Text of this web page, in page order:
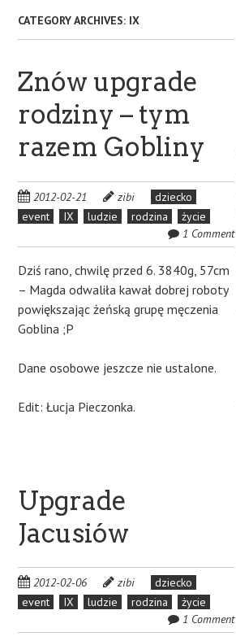
CATEGORY ARCHIVES: IX
Znów upgrade
rodziny – tym
razem Gobliny
2012-02-21 zibi
dziecko
event
IX ludzie rodzina
życie
1 Comment
Dziś rano, chwilę przed 6. 3840g, 57cm
– Magda odwaliła kawał dobrej roboty
powiększając żeńską grupę męczenia
Goblina ;P
Dane osobowe jeszcze nie ustalone.
Edit: Łucja Pieczonka.
Upgrade
Jacusiów
2012-02-06 zibi
dziecko
event
IX ludzie rodzina
życie
1 Comment